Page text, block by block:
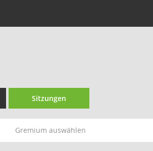
Sitzungen
Gremium auswählen